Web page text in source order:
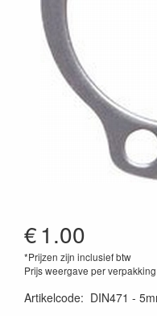
€1.00
*Prijzen zijn inclusief btw
Prijs weergave per verpakking
Artikelcode: DIN471 -